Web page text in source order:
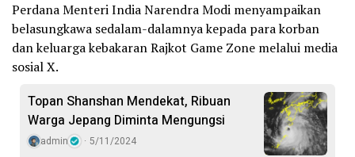
Perdana Menteri India Narendra Modi menyampaikan
belasungkawa sedalam-dalamnya kepada para korban
dan keluarga kebakaran Rajkot Game Zone melalui media
sosial X.
Topan Shanshan Mendekat, Ribuan
Warga Jepang Diminta Mengungsi
admin 5/11/2024